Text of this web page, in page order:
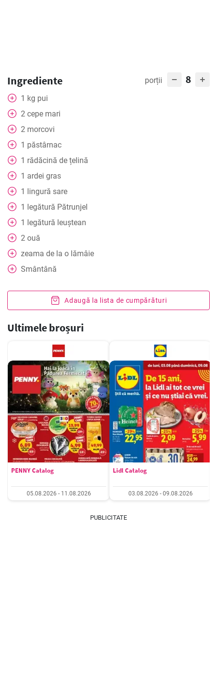
Ingrediente porții 8
1 kg pui
2 cepe mari
2 morcovi
1 păstârnac
1 rădăcină de țelină
1 ardei gras
1 lingură sare
1 legătură Pătrunjel
1 legătură leuștean
2 ouă
zeama de la o lămâie
Smântână
Adaugă la lista de cumpărături
Ultimele broșuri
PENNY Catalog
05.08.2026 - 11.08.2026
Lidl Catalog
03.08.2026 - 09.08.2026
PUBLICITATE